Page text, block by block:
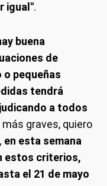
igual".
buena
de
o pequeñas
tendrá
a todos
graves, quiero
esta semana
estos criterios,
el 21 de mayo